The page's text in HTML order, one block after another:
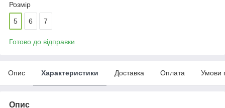
Розмір
5 6 7
Готово до відправки
Опис Характеристики Доставка Оплата Умови
Опис